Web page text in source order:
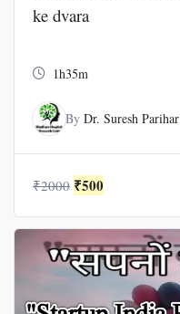
ke dvara
1h35m
By Dr. Suresh Parihar
₹2000 Original
was:
₹2000.
₹500
is:
₹500.